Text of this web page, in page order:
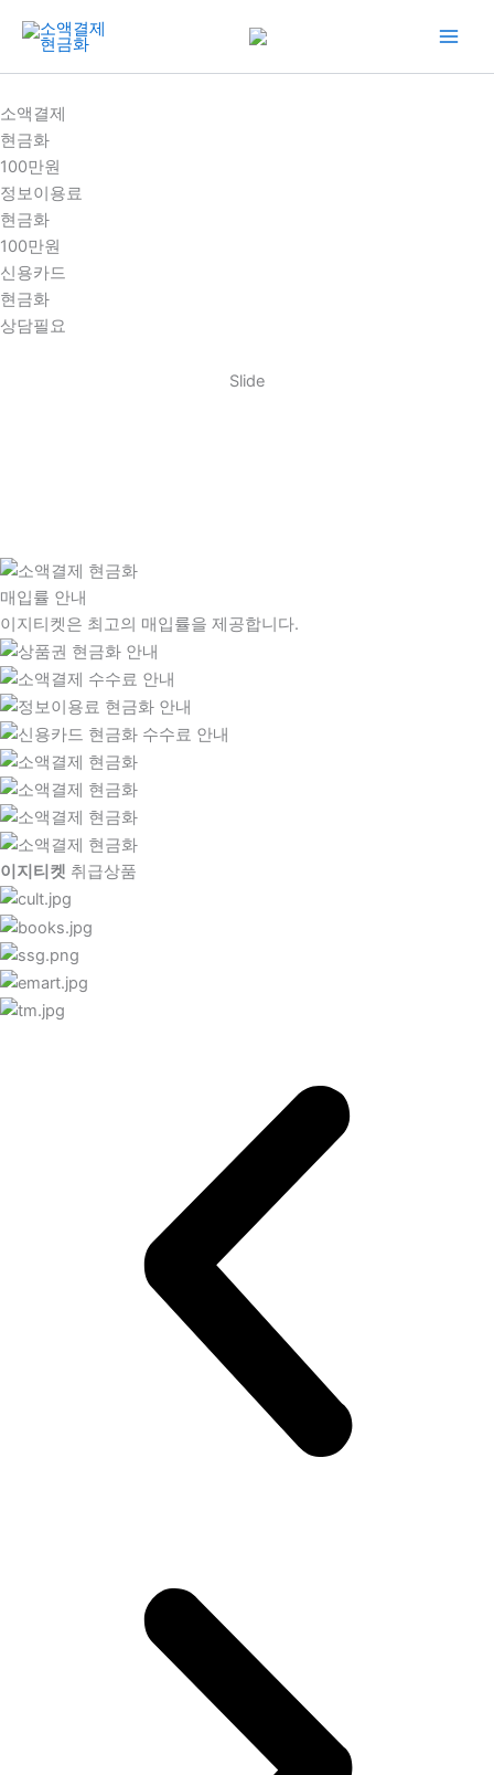
건
너
뛰
기
소액결제
현금화
100만원
정보이용료
현금화
100만원
신용카드
현금화
상담필요
Slide
매입률 안내
이지티켓은 최고의 매입률을 제공합니다.
이지티켓 취급상품